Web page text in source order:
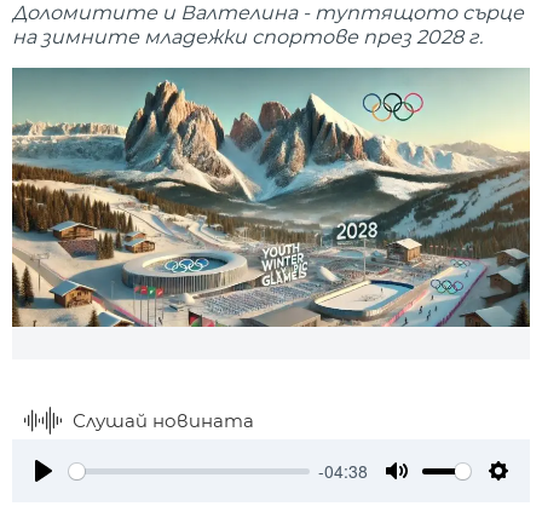
Доломитите и Валтелина - туптящото сърце
на зимните младежки спортове през 2028 г.
Слушай новината
-04:38